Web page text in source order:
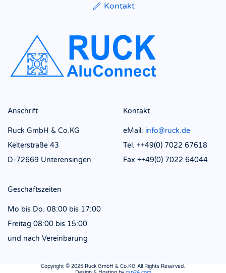
Kontakt
Anschrift
Ruck GmbH & Co.KG
Kelterstraße 43
D-72669 Unterensingen
Kontakt
eMail: info@ruck.de
Tel. ++49(0) 7022 67618
Fax ++49(0) 7022 64044
Geschäftszeiten
Mo bis Do. 08:00 bis 17:00
Freitag 08:00 bis 15:00
und nach Vereinbarung
Copyright © 2025 Ruck GmbH & Co.KG All Rights Reserved.